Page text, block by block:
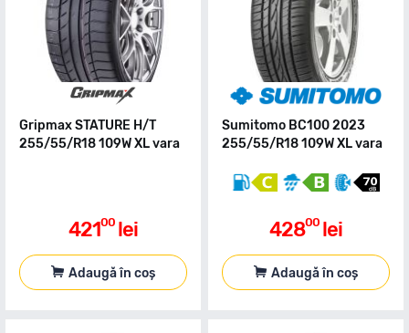
Gripmax STATURE H/T
255/55/R18 109W XL vara
42100 lei
Adaugă în coș
Sumitomo BC100 2023
255/55/R18 109W XL vara
42800 lei
Adaugă în coș